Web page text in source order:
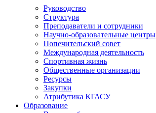
Руководство
Структура
Преподаватели и сотрудники
Научно-образовательные центры
Попечительский совет
Международная деятельность
Спортивная жизнь
Общественные организации
Ресурсы
Закупки
Атрибутика КГАСУ
Образование